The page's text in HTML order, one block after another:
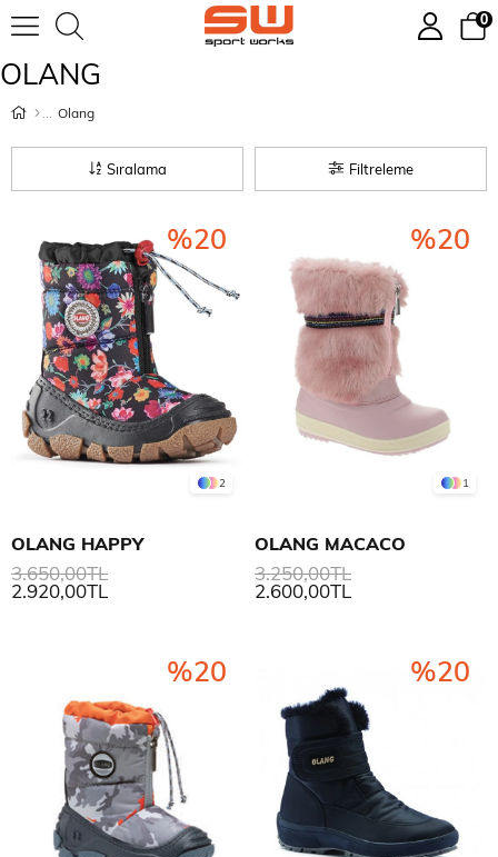
0
OLANG
Olang
Filtreleme
Sıralama
2
OLANG HAPPY
2.920,00TL
3.650,00TL
%20
1
OLANG MACACO
2.600,00TL
3.250,00TL
%20
%20 %20